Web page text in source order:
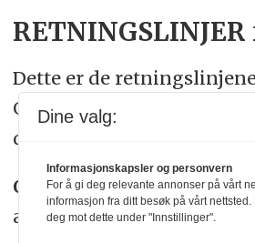
Dette er de
Gjensidige har utarbeidet
det digitale
Omfang:Retningslinjen
ansatte i Gjensidige -
Dine valg:
Informasjonskapsler og personvern
For å gi deg relevante annonser på vårt
informasjon fra ditt besøk på vårt
deg mot dette under "Innstillinger".